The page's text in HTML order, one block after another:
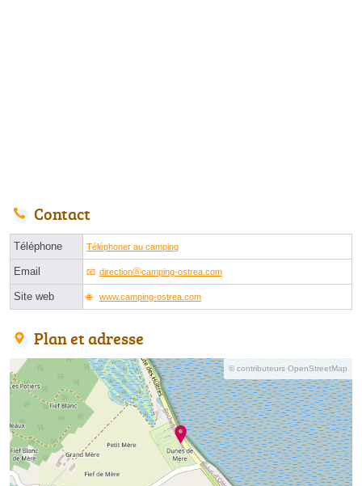
Contact
Téléphone Téléphoner au camping
Email directionⓐcamping-ostrea.com
Site web www.camping-ostrea.com
Plan et adresse
© contributeurs OpenStreetMap